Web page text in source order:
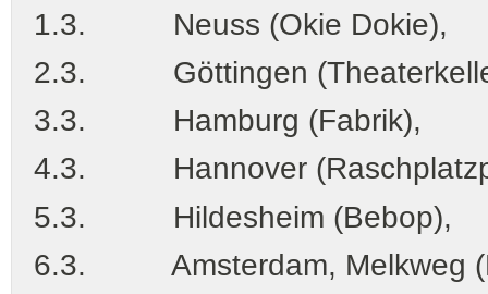
1.3. Neuss (Okie Dokie),
2.3. Göttingen
3.3. Hamburg (Fabrik),
4.3. Hannover
5.3. Hildesheim (Bebop),
6.3. Amsterdam, Melkweg